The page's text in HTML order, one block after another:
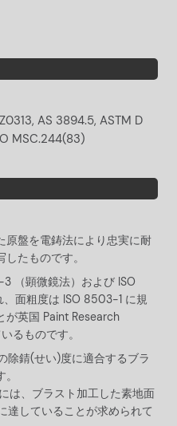
AS 3894.5, ASTM D
MSC.244(83)
原盤を電鋳法により忠実に耐
たものです。
（顕微鏡法）および ISO
面粗度は ISO 8503-1 に規
が英国 Paint Research
るものです。
除錆(せい)度に適合するブラ
は、ブラスト加工した素地面
達していることが求められて